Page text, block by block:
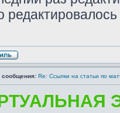
сообщения: Re: Ссылки на статьи по